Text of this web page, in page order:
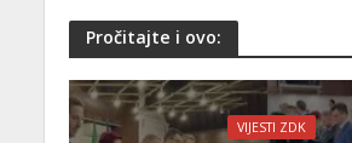
Pročitajte i ovo:
VIJESTI ZDK